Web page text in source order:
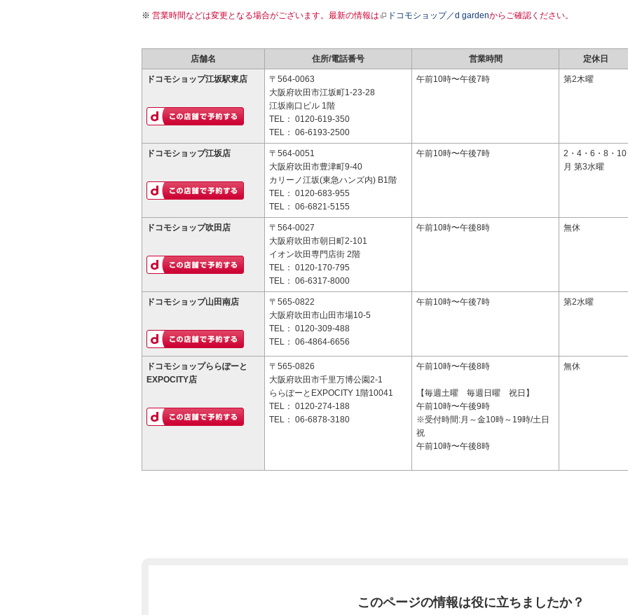
営業時間などは変更となる場合がございます。最新の情報は ドコモショップ／d gardenからご確認ください。
店舗名 住所/電話番号 営業時間 定休日
ドコモショップ江坂駅東店
〒564-0063
大阪府吹田市江坂町1-23-28
江坂南口ビル 1階
TEL： 0120-619-350
TEL： 06-6193-2500
午前10時〜午後7時 第2木曜
ドコモショップ江坂店
〒564-0051
大阪府吹田市豊津町9-40
カリーノ江坂(東急ハンズ内) B1階
TEL： 0120-683-955
TEL： 06-6821-5155
午前10時〜午後7時
2・4・6・8・10
月 第3水曜
ドコモショップ吹田店
〒564-0027
大阪府吹田市朝日町2-101
イオン吹田専門店街 2階
TEL： 0120-170-795
TEL： 06-6317-8000
午前10時〜午後8時 無休
ドコモショップ山田南店
〒565-0822
大阪府吹田市山田市場10-5
TEL： 0120-309-488
TEL： 06-4864-6656
午前10時〜午後7時 第2水曜
ドコモショップららぽーと
EXPOCITY店
〒565-0826
大阪府吹田市千里万博公園2-1
ららぽーとEXPOCITY 1階10041
TEL： 0120-274-188
TEL： 06-6878-3180
午前10時〜午後8時
【毎週土曜 毎週日曜 祝日】
午前10時〜午後9時
※受付時間:月～金10時～19時/土日
祝
午前10時〜午後8時
無休
このページの情報は役に立ちましたか？